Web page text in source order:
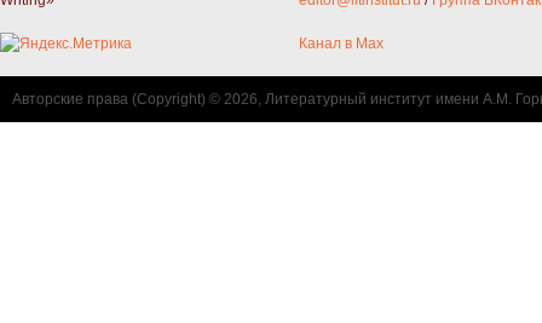
Канал в Max
Авторские права (Copyright) © 2026, Литературный институт имени А.М.